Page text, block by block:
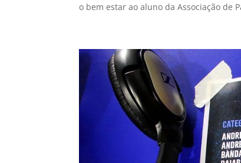
o bem estar ao aluno da Associação de